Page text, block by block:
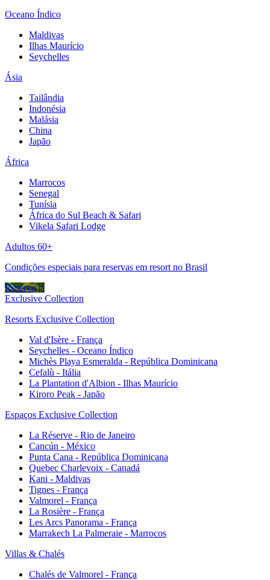
Oceano Índico
Maldivas
Ilhas Maurício
Seychelles
Ásia
Tailândia
Indonésia
Malásia
China
Japão
África
Marrocos
Senegal
Tunísia
África do Sul Beach & Safari
Vikela Safari Lodge
Adultos 60+
Condições especiais para reservas em resort no Brasil
Reserve já
Exclusive Collection
Resorts Exclusive Collection
Val d'Isère - França
Seychelles - Oceano Índico
Michès Playa Esmeralda - República Dominicana
Cefalù - Itália
La Plantation d'Albion - Ilhas Maurício
Kiroro Peak - Japão
Espaços Exclusive Collection
La Réserve - Rio de Janeiro
Cancún - México
Punta Cana - República Dominicana
Quebec Charlevoix - Canadá
Kani - Maldivas
Tignes - França
Valmorel - França
La Rosière - França
Les Arcs Panorama - França
Marrakech La Palmeraie - Marrocos
Villas & Chalés
Chalés de Valmorel - França